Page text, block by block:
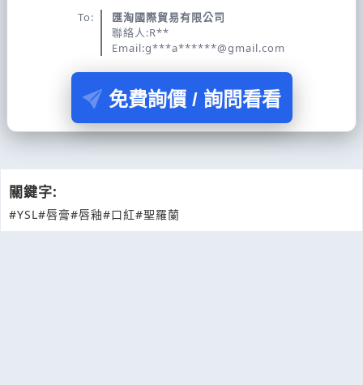
To:
匯淘國際貿易有限公司
聯絡人:R**
Email:g***a******@gmail.com
免費詢價 / 詢問看看
關鍵字:
#YSL#唇膏#唇釉#口紅#聖羅蘭